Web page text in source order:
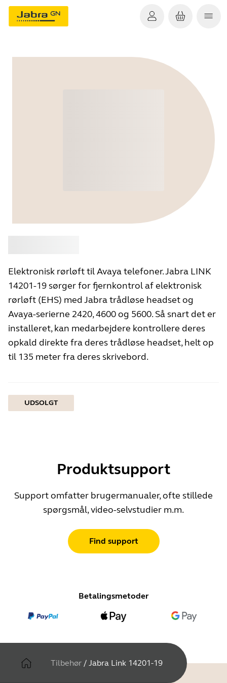
Elektronisk rørløft til Avaya telefoner. Jabra LINK
14201-19 sørger for fjernkontrol af elektronisk
rørløft (EHS) med Jabra trådløse headset og
Avaya-serierne 2420, 4600 og 5600. Så snart det er
installeret, kan medarbejdere kontrollere deres
opkald direkte fra deres trådløse headset, helt op
til 135 meter fra deres skrivebord.
UDSOLGT
Produktsupport
Support omfatter brugermanualer, ofte stillede
spørgsmål, video-selvstudier m.m.
Find support
Betalingsmetoder
Tilbehør / Jabra Link 14201-19